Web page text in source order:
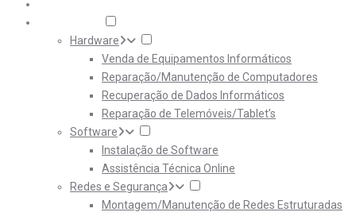
Hardware
Venda de Equipamentos Informáticos
Reparação/Manutenção de Computadores
Recuperação de Dados Informáticos
Reparação de Telemóveis/Tablet’s
Software
Instalação de Software
Assistência Técnica Online
Redes e Segurança
Montagem/Manutenção de Redes Estruturadas